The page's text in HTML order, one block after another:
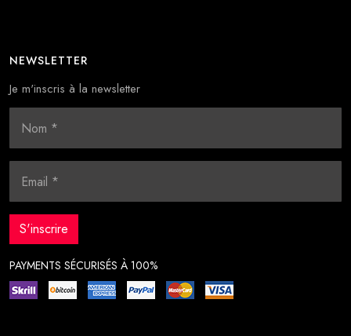
NEWSLETTER
Je m'inscris à la newsletter
PAYMENTS SÉCURISÉS À 100%